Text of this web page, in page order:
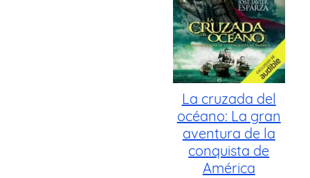
La cruzada del
océano: La gran
aventura de la
conquista de
América